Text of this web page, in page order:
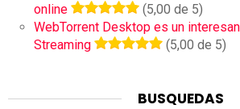
online
(5,00 de 5)
WebTorrent Desktop es un
Streaming
(5,00 de 5)
BUSQUEDAS